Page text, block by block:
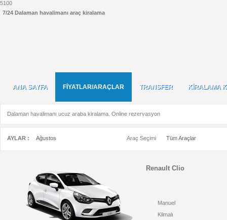
5100
ANA SAYFA
ANA SAYFA FİYATLAR/ARAÇLAR TRANSFER
TRANSFER KİRALAMA
KİRALAMA
7/24 Dalaman havalimanı araç kiralama
Dalaman havalimanı ucuz araba kiralama. Online rezervasyon
AYLAR : Ağustos Araç Seçimi Tüm Araçlar
Renault Clio
Manuel
Klimalı